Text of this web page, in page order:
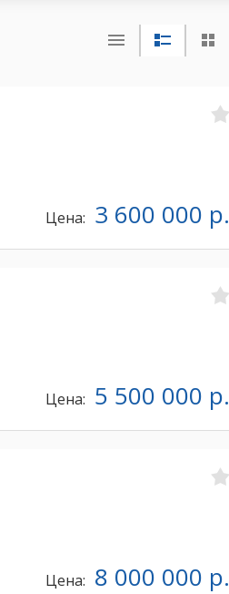
Цена: 3 600 000 р.
Цена: 5 500 000 р.
Цена: 8 000 000 р.